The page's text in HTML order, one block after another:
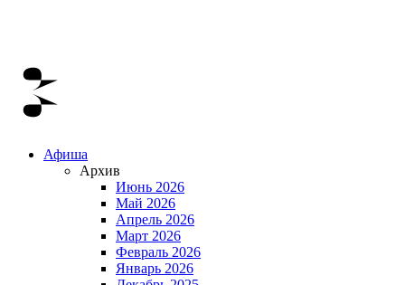
Афиша
Архив
Июнь 2026
Май 2026
Апрель 2026
Март 2026
Февраль 2026
Январь 2026